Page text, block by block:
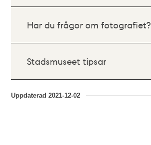
Har du frågor om fotografiet?
Stadsmuseet tipsar
Uppdaterad2021-12-02